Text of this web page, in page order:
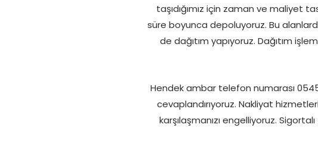
taşıdığımız için zaman ve maliyet
süre boyunca depoluyoruz. Bu
de dağıtım yapıyoruz. Dağıtım
Hendek ambar telefon numarası
cevaplandırıyoruz. Nakliyat
karşılaşmanızı engelliyoruz.